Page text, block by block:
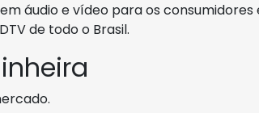
áudio e vídeo para os consumidores
de todo o Brasil.